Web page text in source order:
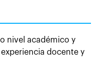
nivel académico y
docente y